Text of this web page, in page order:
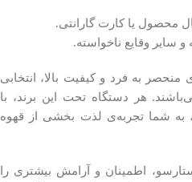
محصول یا کارت گارانتی.
سایر وقایع ناخواسته.
به فرد و کیفیت بالا، انتخابی
هر دستگاه تحت این برند، با
به شما تجربه‌ی لذت بخشی از قهوه
اطمینان و آرامش بیشتری را